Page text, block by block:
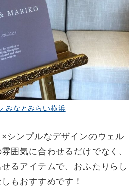
みなとみらい横浜
シンプルなデザインのウェル
囲気に合わせるだけでなく、
るアイテムで、おふたりらし
もおすすめです！